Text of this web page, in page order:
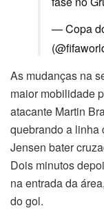
— Copa
As mudanças na
maior mobilidade
atacante Martin
quebrando a linha
Jensen bater
Dois minutos
na entrada da
do gol.